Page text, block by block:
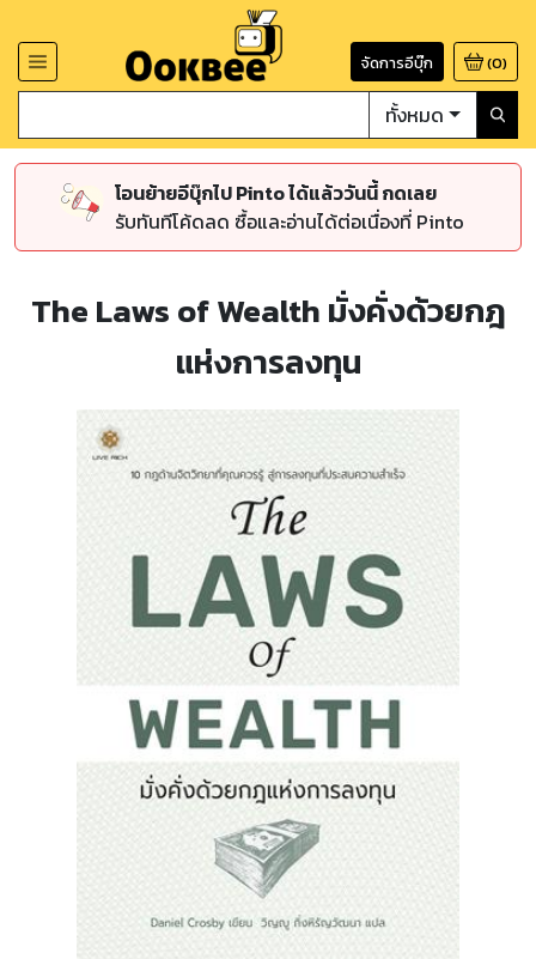
จัดการอีบุ๊ก (0)
ทั้งหมด
โอนย้ายอีบุ๊กไป Pinto ได้แล้ววันนี้ กดเลย
รับทันทีโค้ดลด ซื้อและอ่านได้ต่อเนื่องที่ Pinto
The Laws of Wealth มั่งคั่งด้วยกฎ
แห่งการลงทุน